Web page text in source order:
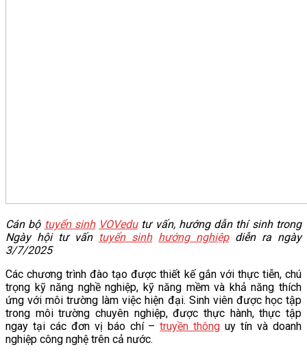
Cán bộ tuyển sinh VOVedutư vấn, hướng dẫn thí sinh trong
Ngày hội tư vấn tuyển sinh hướng nghiệpdiễn ra ngày
3/7/2025
Các chương trình đào tạo được thiết kế gắn với thực tiễn, chú
trọng kỹ năng nghề nghiệp, kỹ năng mềm và khả năng thích
ứng với môi trường làm việc hiện đại. Sinh viên được học tập
trong môi trường chuyên nghiệp, được thực hành, thực tập
ngay tại các đơn vị báo chí –truyền thông uy tín và doanh
nghiệp công nghệ trên cả nước.